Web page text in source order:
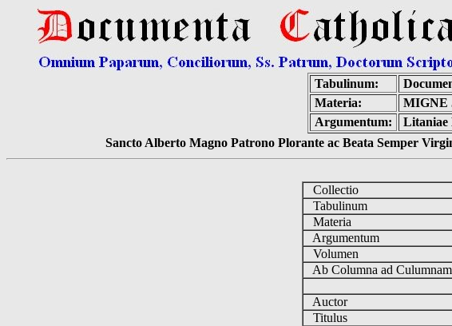
Tabulinum:
Materia:
MIGNE
Argumentum:
Litaniae
Sancto Alberto Magno Patrono Plorante ac Beata Semper
Collectio
Tabulinum
Materia
Argumentum
Volumen
Ab Columna ad Culumnam
Auctor
Titulus